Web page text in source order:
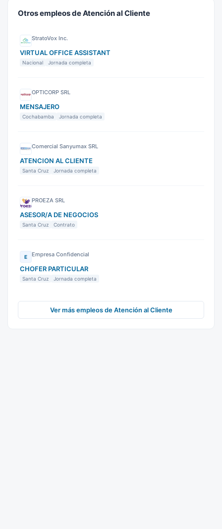
Otros empleos de Atención al Cliente
StratoVox Inc.
VIRTUAL OFFICE ASSISTANT
Nacional Jornada completa
OPTICORP SRL
MENSAJERO
Cochabamba Jornada completa
Comercial Sanyumax SRL
ATENCION AL CLIENTE
Santa Cruz Jornada completa
PROEZA SRL
ASESOR/A DE NEGOCIOS
Santa Cruz Contrato
E Empresa Confidencial
CHOFER PARTICULAR
Santa Cruz Jornada completa
Ver más empleos de Atención al Cliente